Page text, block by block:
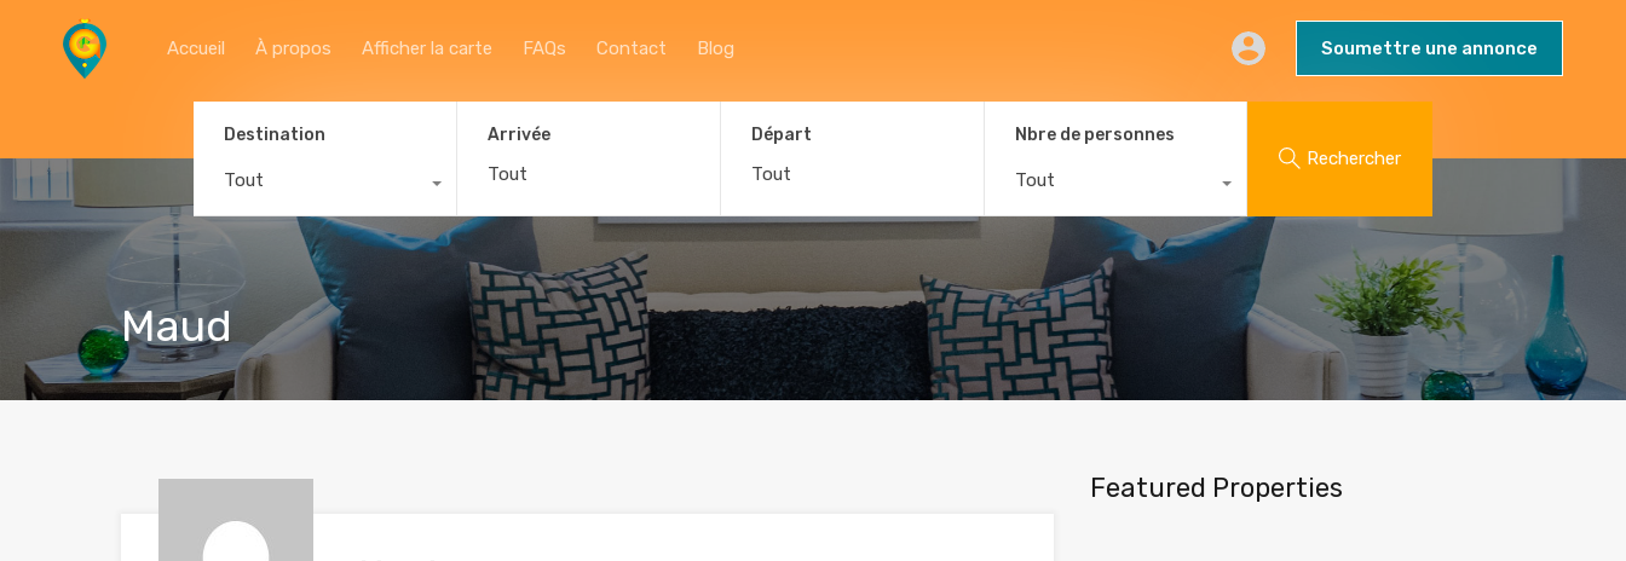
Accueil Blog Soumettre une annonce
Accueil À propos Afficher la carte FAQs Contact Blog Soumettre une annonce
Destination
Tout
Arrivée Départ Nbre de personnes
Tout
Rechercher
Maud
Featured Properties